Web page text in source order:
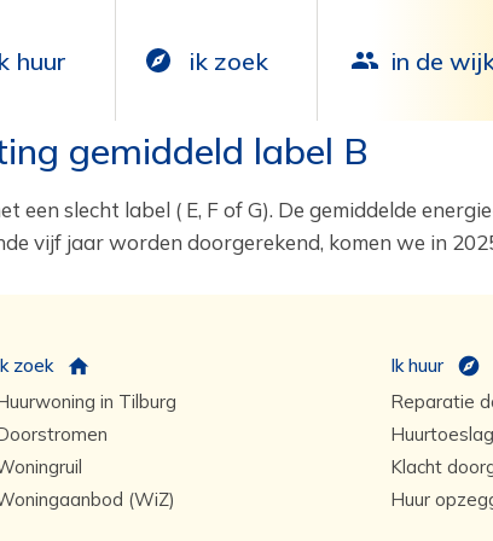
huur ik zoek in de
gemiddeld label B
slecht label ( E, F of G). De gemiddelde
vijf jaar worden doorgerekend, komen we in
zoek
in Tilburg
(WiZ)
Ik huur
Reparatie
Klacht
Huur